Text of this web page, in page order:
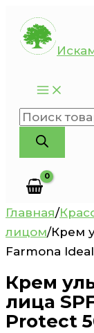
Перейти
Поиск
товаров
Главная/
лицом/Крем
Farmona
Крем
лица
Protect